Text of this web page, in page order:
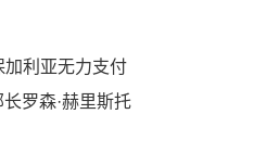
利亚无力支付
罗森·赫里斯托